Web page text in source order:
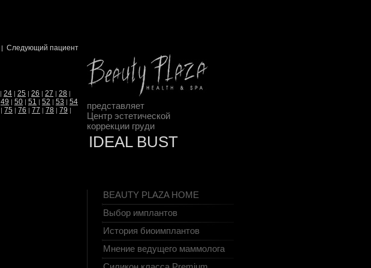
| Следующий пациент
| 24 | 25 | 26 | 27 | 28 |
49 | 50 | 51 | 52 | 53 | 54
| 75 | 76 | 77 | 78 | 79 |
представляет
Центр эстетической
коррекции груди
IDEAL BUST
BEAUTY PLAZA HOME
Выбор имплантов
История биоимплантов
Мнение ведущего маммолога